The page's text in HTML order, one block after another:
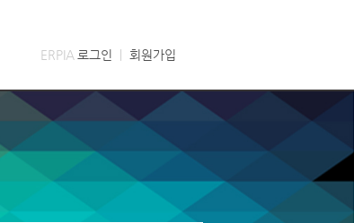
ERPIA 로그인 회원가입